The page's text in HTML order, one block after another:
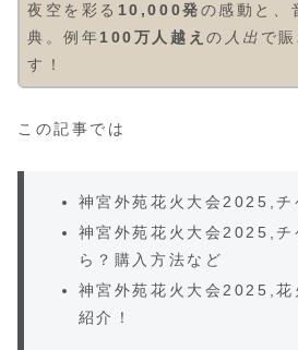
夜空を彩る 10,000発の感動と、
典。例年100万人越えの 人出 で
す！
この記事では
神宮外苑花火大会2025,チ
神宮外苑花火大会2025,チ
ら？購入方法など
神宮外苑花火大会2025,花
紹介！